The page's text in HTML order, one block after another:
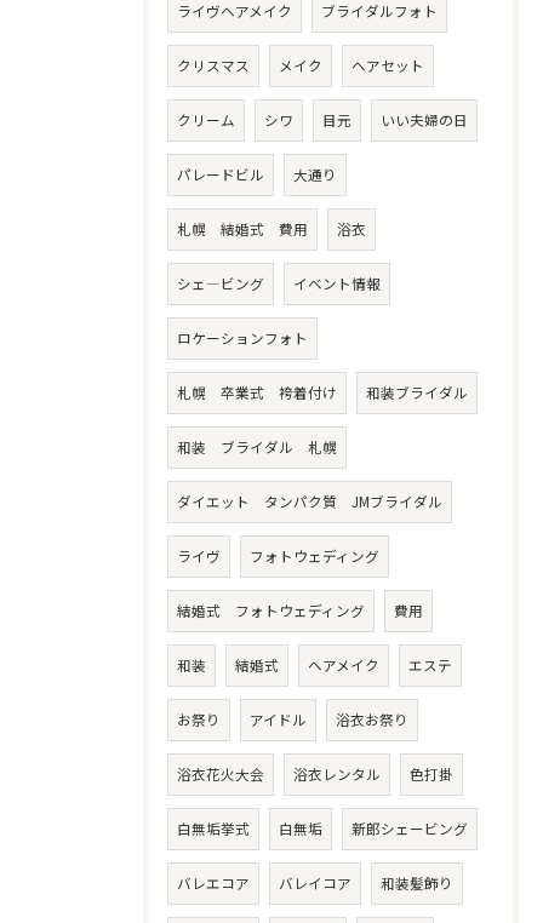
ライヴヘアメイク ブライダルフォト
クリスマス メイク ヘアセット
クリーム シワ 目元 いい夫婦の日
パレードビル 大通り
札幌 結婚式 費用 浴衣
シェ―ビング イベント情報
ロケーションフォト
札幌 卒業式 袴着付け 和装ブライダル
和装 ブライダル 札幌
ダイエット タンパク質 JMブライダル
ライヴ フォトウェディング
結婚式 フォトウェディング 費用
和装 結婚式 ヘアメイク エステ
お祭り アイドル 浴衣お祭り
浴衣花火大会 浴衣レンタル 色打掛
白無垢挙式 白無垢 新郎シェービング
バレエコア バレイコア 和装髪飾り